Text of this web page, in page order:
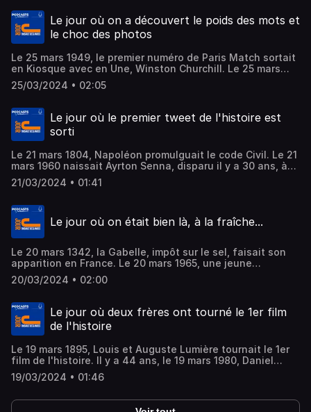
née le 26 mars 1944.
Le jour où on a découvert le poids des mots et
le choc des photos
Le 25 mars 1949, le premier numéro de Paris Match sortait
en Kiosque avec en Une, Winston Churchill. Le 25 mars
1896, Les premier JO de l'ère moderne s'ouvraient à
Athènes. Enfin, le 25 mars, c'était le jour d'anniversaire de
25/03/2024 • 02:05
Le jour où le premier tweet de l'histoire est
sorti
Le 21 mars 1804, Napoléon promulguait le code Civil. Le 21
mars 1960 naissait Ayrton Senna, disparu il y a 30 ans, à
San Marin. Enfin le 2 mars 2006, Twitter arrivait sur
internet. Le réseau social a depuis changé de propriétaire
Musk
21/03/2024 • 01:41
Le jour où on était bien là, à la fraîche...
Le 20 mars 1342, la Gabelle, impôt sur le sel, faisait son
apparition en France. Le 20 mars 1965, une jeune
française de 17 ans remporté l'Eurovision pour le
Luxembourg. Et puis le 20 mars 1974, les Valseuses
restées cultes.
20/03/2024 • 02:00
Le jour où deux frères ont tourné le 1er film
de l'histoire
Le 19 mars 1895, Louis et Auguste Lumière tournait le 1er
film de l'histoire. Il y a 44 ans, le 19 mars 1980, Daniel
Balavoine poussait face à François Mitterand, un coup de
gueule resté légendaire. Enfin le 19 mars 2007, Alex
Calabria.
19/03/2024 • 01:46